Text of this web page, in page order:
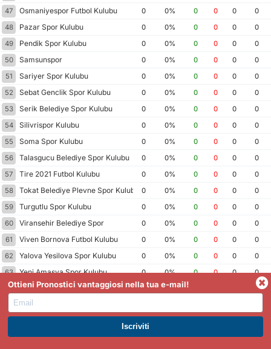
47
Osmaniyespor Futbol Kulubu 0 0% 0 0 0
0
48
Pazar Spor Kulubu 0 0% 0 0 0
0
49
Pendik Spor Kulubu 0 0% 0 0 0
0
50
Samsunspor 0 0% 0 0 0
0
51
Sariyer Spor Kulubu 0 0% 0 0 0
0
52
Sebat Genclik Spor Kulubu 0 0% 0 0 0
0
53
Serik Belediye Spor Kulubu 0 0% 0 0 0
0
54
Silivrispor Kulubu 0 0% 0 0 0
0
55
Soma Spor Kulubu 0 0% 0 0 0
0
56
Talasgucu Belediye Spor Kulubu 0 0% 0 0 0
0
57
Tire 2021 Futbol Kulubu 0 0% 0 0 0
0
58
Tokat Belediye Plevne Spor Kulubu 0 0% 0 0 0
0
59
Turgutlu Spor Kulubu 0 0% 0 0 0
0
60
Viransehir Belediye Spor 0 0% 0 0 0
0
61
Viven Bornova Futbol Kulubu 0 0% 0 0 0
0
62
Yalova Yesilova Spor Kulubu 0 0% 0 0 0
0
63 Yeni Amasya Spor Kulubu 0 0% 0 0 0
0
64 Yeni Malatyaspor 0 0%
0
Yeni Ordu Spor Kulubu
0
67 Inegol Kafkas Genclik Spor Kulubu 0 0% 0 0 0 0
ISCRIVITI A PREMIUM. GUADAGNA SUBITO.
Ottieni Pronostici vantaggiosi nella tua e-mail!